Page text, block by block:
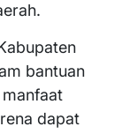
bantuan
dapat